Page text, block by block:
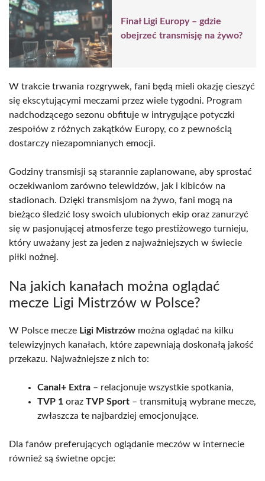
Finał Ligi Europy – gdzie
obejrzeć transmisję na żywo?
W trakcie trwania rozgrywek, fani będą mieli okazję cieszyć
się ekscytującymi meczami przez wiele tygodni. Program
nadchodzącego sezonu obfituje w intrygujące potyczki
zespołów z różnych zakątków Europy, co z pewnością
dostarczy niezapomnianych emocji.
Godziny transmisji są starannie zaplanowane, aby sprostać
oczekiwaniom zarówno telewidzów, jak i kibiców na
stadionach. Dzięki transmisjom na żywo, fani mogą na
bieżąco śledzić losy swoich ulubionych ekip oraz zanurzyć
się w pasjonującej atmosferze tego prestiżowego turnieju,
który uważany jest za jeden z najważniejszych w świecie
piłki nożnej.
Na jakich kanałach można oglądać
mecze Ligi Mistrzów w Polsce?
W Polsce mecze Ligi Mistrzów można oglądać na kilku
telewizyjnych kanałach, które zapewniają doskonałą jakość
przekazu. Najważniejsze z nich to:
Canal+ Extra – relacjonuje wszystkie spotkania,
TVP 1 oraz TVP Sport – transmitują wybrane mecze,
zwłaszcza te najbardziej emocjonujące.
Dla fanów preferujących oglądanie meczów w internecie
również są świetne opcje: